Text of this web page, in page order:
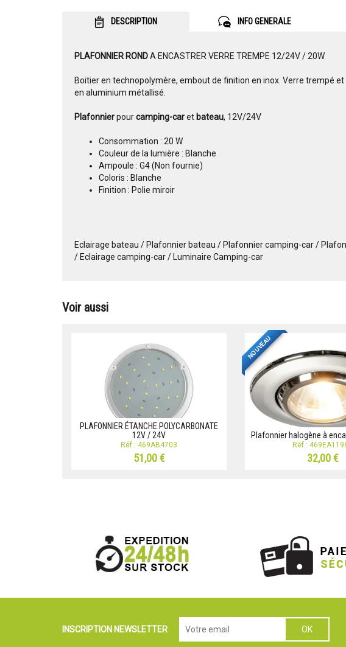
DESCRIPTION INFO GENERALE
PLAFONNIER RONDA ENCASTRER VERRE TREMPE 12/24V / 20W
Boitier en technopolymère, embout de finition en inox. Verre trempé
en aluminium métallisé.
Plafonnierpourcamping-caret bateau, 12V/24V
Consommation : 20 W
Couleur de la lumière : Blanche
Ampoule : G4 (Non fournie)
Coloris : Blanche
Finition : Polie miroir
Eclairage bateau / Plafonnier bateau / Plafonnier camping-car /
/ Eclairage camping-car / Luminaire Camping-car
Voir aussi
PLAFONNIER ÉTANCHE POLYCARBONATE
12V / 24V
Réf.: 469AB4703
51,00 €
NOUVEAU
Plafonnier halogène à
Réf.:
32,00 €
INSCRIPTION NEWSLETTER